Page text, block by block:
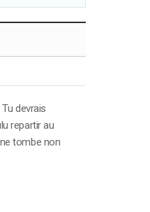
devrais
repartir au
tombe non